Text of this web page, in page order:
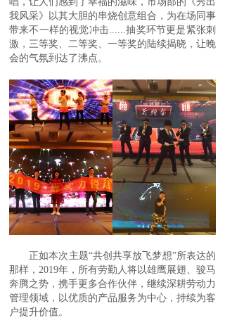
我风采》以其大胆的串烧创意组合，为在场同事
带来不一样的视觉冲击......抽奖环节更是紧张刺
激，三等奖、二等奖、一等奖的陆续揭晓，让晚
会的气氛到达了沸点。
正如本次主题“共创共享放飞梦想”所表达的
那样，2019年，所有劳勤人将以雄鹰展翅、骏马
奔腾之势，携手更多合作伙伴，继续深耕劳动力
管理领域，以优质的产品服务为中心，持续为客
户提升价值。